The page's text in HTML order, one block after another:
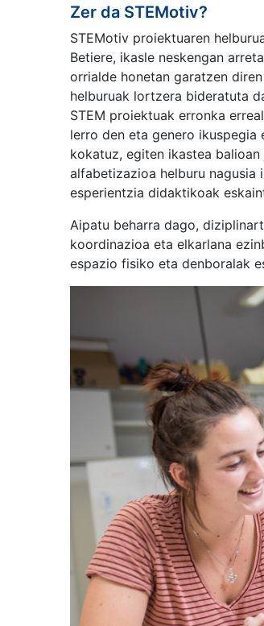
Zer da STEMotiv?
STEMotiv proiektuaren
Betiere, ikasle neskengan
orrialde honetan garatzen
helburuak lortzera bideratuta
STEM proiektuak erronka
lerro den eta genero ikuspegia
kokatuz, egiten ikastea
alfabetizazioa helburu nagusia
esperientzia didaktikoak
Aipatu beharra dago,
koordinazioa eta elkarlana
espazio fisiko eta denboralak